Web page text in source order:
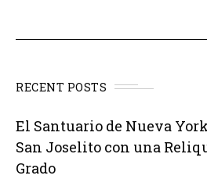
RECENT POSTS
El Santuario de Nueva
San Joselito con una
Grado